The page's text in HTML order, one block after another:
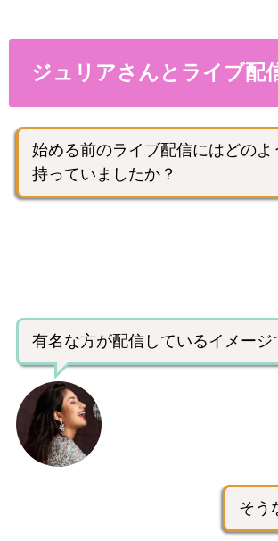
ジュリアさんとライブ配
始める前のライブ配信にはどのよ
持っていましたか？
有名な方が配信しているイメージ
そう